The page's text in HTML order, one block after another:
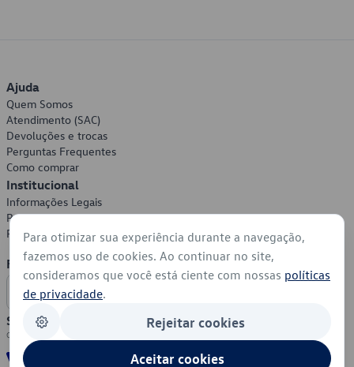
Ajuda
Quem Somos
Atendimento (SAC)
Devoluções e trocas
Perguntas Frequentes
Como comprar
Institucional
Informações Legais
Política de Privacidade
Política de Cookies
Formas de Pagamento
Segurança
Para otimizar sua experiência durante a navegação,
fazemos uso de cookies. Ao continuar no site,
consideramos que você está ciente com nossas políticas
de privacidade.
Rejeitar cookies
Aceitar cookies